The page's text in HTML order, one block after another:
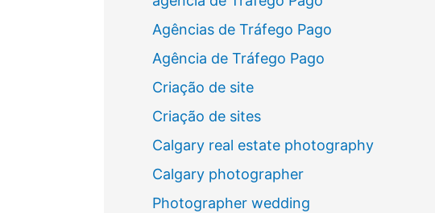
Agências de Tráfego Pago
Agência de Tráfego Pago
Criação de site
Criação de sites
Calgary real estate photography
Calgary photographer
Photographer wedding